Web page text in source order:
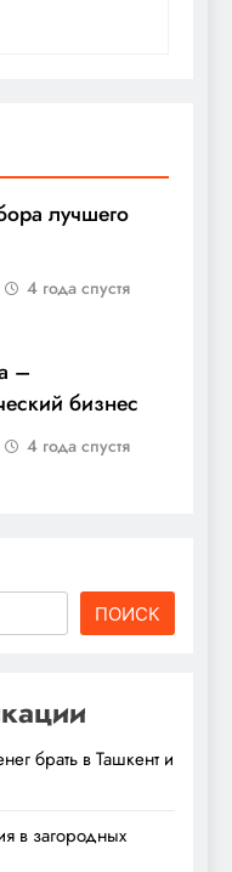
лучшего
4 года спустя
–
бизнес
4 года спустя
ПОИСК
брать в Ташкент и
в загородных